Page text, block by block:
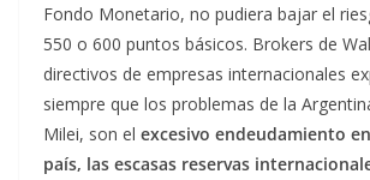
Fondo Monetario, no pudiera bajar el
550 o 600 puntos básicos. Brokers de
directivos de empresas internacionales
siempre que los problemas de la
Milei, son el excesivo endeudamiento
país, las escasas reservas